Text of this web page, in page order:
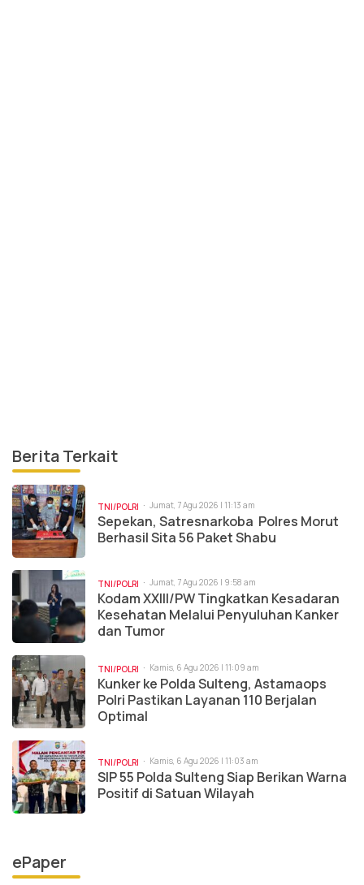
Berita Terkait
TNI/POLRI Jumat, 7 Agu 2026 | 11:13 am
Sepekan, Satresnarkoba Polres Morut
Berhasil Sita 56 Paket Shabu
TNI/POLRI Jumat, 7 Agu 2026 | 9:58 am
Kodam XXIII/PW Tingkatkan Kesadaran
Kesehatan Melalui Penyuluhan Kanker
dan Tumor
TNI/POLRI Kamis, 6 Agu 2026 | 11:09 am
Kunker ke Polda Sulteng, Astamaops
Polri Pastikan Layanan 110 Berjalan
Optimal
TNI/POLRI Kamis, 6 Agu 2026 | 11:03 am
SIP 55 Polda Sulteng Siap Berikan Warna
Positif di Satuan Wilayah
ePaper